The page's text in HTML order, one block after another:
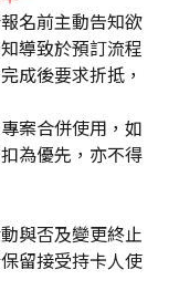
名前主動告知欲
導致於預訂流程
成後要求折抵，
案合併使用，如
為優先，亦不得
與否及變更終止
留接受持卡人使